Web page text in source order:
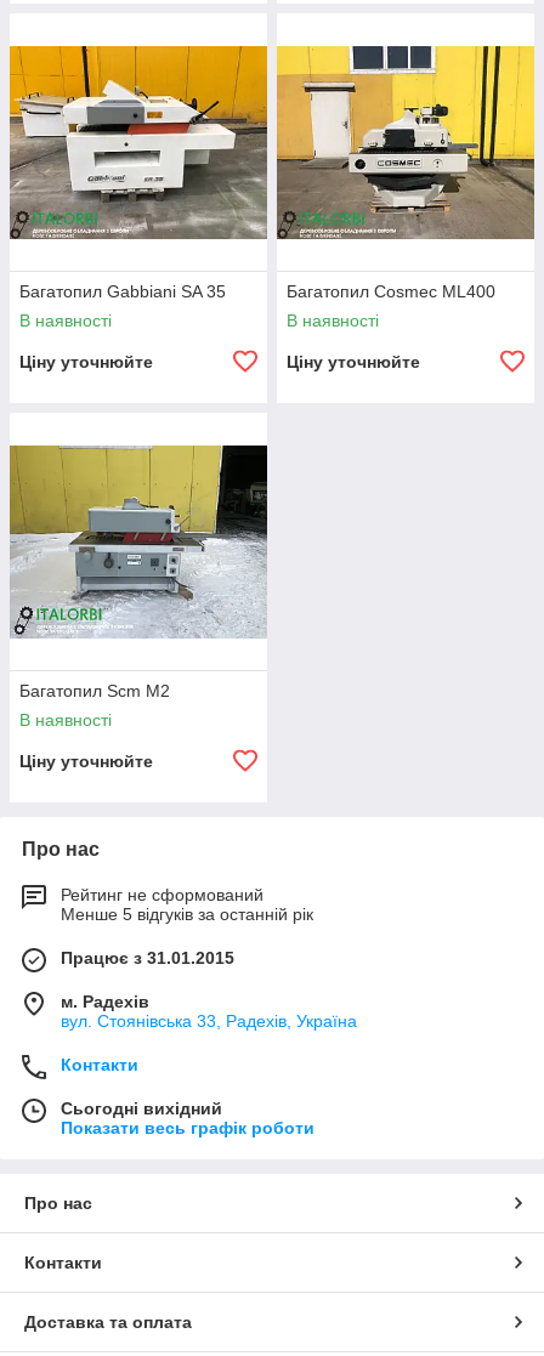
Багатопил Gabbiani SA 35
В наявності
Ціну уточнюйте
Багатопил Cosmec ML400
В наявності
Ціну уточнюйте
Багатопил Scm M2
В наявності
Ціну уточнюйте
Про нас
Рейтинг не сформований
Менше 5 відгуків за останній рік
Працює з 31.01.2015
м. Радехів
вул. Стоянівська 33, Радехів, Україна
Контакти
Сьогодні вихідний
Показати весь графік роботи
Про нас
Контакти
Доставка та оплата